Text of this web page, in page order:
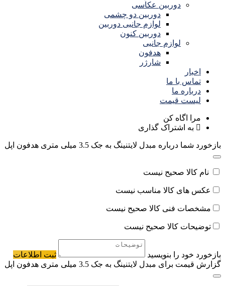
دوربین عکاسی
دوربین دو چشمی
لوازم جانبی دوربین
دوربین کنون
لوازم جانبی
هدفون
شارژر
اخبار
تماس با ما
درباره ما
لیست قیمت
مرا اگاه کن
به اشتراک گذاری
بازخورد شما درباره مبدل لایتنینگ به جک 3.5 میلی متری هدفون اپل
نام کالا صحیح نیست
عکس های کالا مناسب نیست
مشخصات فنی کالا صحیح نیست
توضیحات کالا صحیح نیست
بازخورد خود را بنویسید
ثبت اطلاعات
گزارش قیمت برای مبدل لایتنینگ به جک 3.5 میلی متری هدفون اپل